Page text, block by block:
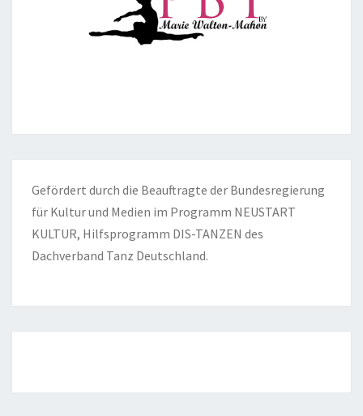
Gefördert durch die Beauftragte der Bundesregierung
für Kultur und Medien im Programm NEUSTART
KULTUR, Hilfsprogramm DIS-TANZEN des
Dachverband Tanz Deutschland.